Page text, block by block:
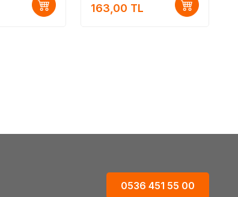
163,00 TL
0536 451 55 00